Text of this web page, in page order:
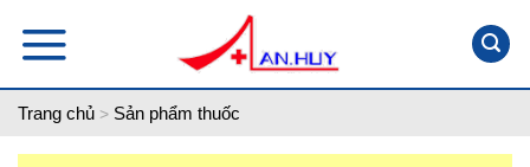
Trang chủ > Sản phẩm thuốc